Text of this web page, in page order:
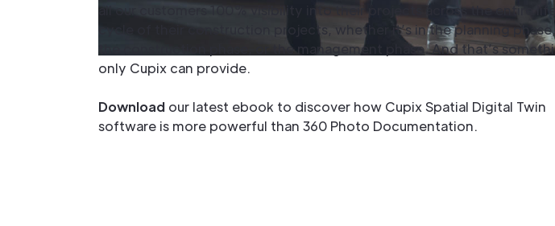
all our customers 100% visibility into their projects across the entire life
cycle of their construction projects, whether it’s in the planning phase,
the construction phase, or the management phase. And that’s
only Cupix can provide.
Download our latest ebook to discover how Cupix Spatial Digital Twin
software is more powerful than 360 Photo Documentation.